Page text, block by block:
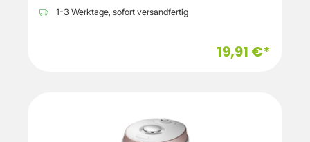
großen Aufwand erhalten. Die einfache Bedienung über
eine Ein‑Tasten‑Steuerung macht das Gerät besonders
eignet sich für Familienmahlzeiten oder mehrere Portionen
Oberfläche lässt sich der Kochbereich leicht reinigen,
wodurch die Pflege des Geräts besonders komfortabel ist.
1-3 Werktage, sofort versandfertig
19,91 €*